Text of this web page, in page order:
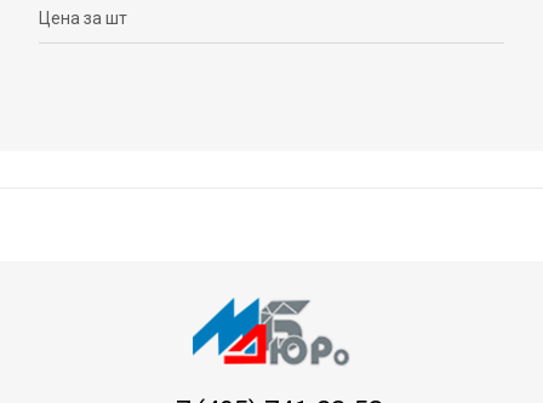
Цена за шт